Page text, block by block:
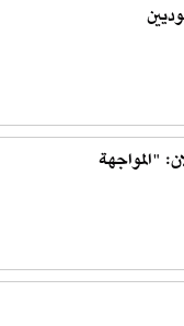
"المواجهة